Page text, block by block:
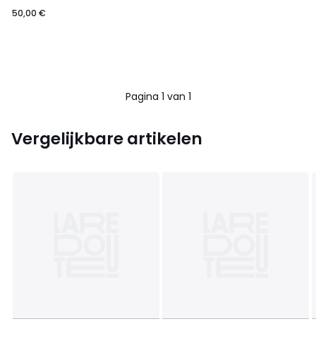
50,00 €
Pagina 1 van 1
Vergelijkbare artikelen